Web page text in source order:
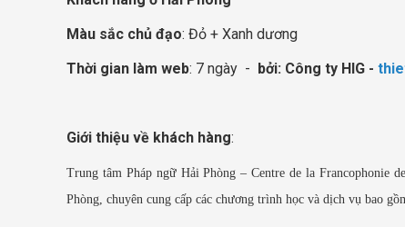
Màu sắc chủ đạo: Đỏ + Xanh dương
Thời gian làm web: 7 ngày - bởi: Công ty HIG -
Giới thiệu về khách hàng:
Trung tâm Pháp ngữ Hải Phòng – Centre de la Francophonie
Phòng, chuyên cung cấp các chương trình học và dịch vụ bao